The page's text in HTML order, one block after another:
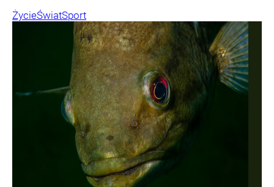
ŻycieŚwiatSport